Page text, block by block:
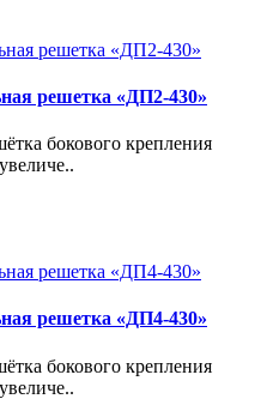
решетка «ДП2-430»
бокового крепления
решетка «ДП4-430»
бокового крепления